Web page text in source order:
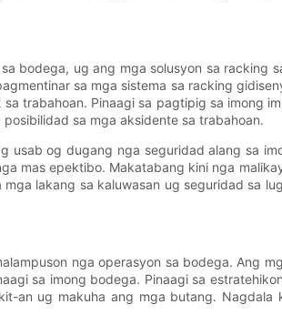
bodega, ug ang mga solusyon sa
sa mga sistema sa racking
trabahoan. Pinaagi sa pagtipig sa imong
sa mga aksidente sa trabahoan.
usab og dugang nga seguridad alang sa
mas epektibo. Makatabang kini nga
lakang sa kaluwasan ug seguridad sa
nga operasyon sa bodega. Ang
sa imong bodega. Pinaagi sa
an ug makuha ang mga butang.